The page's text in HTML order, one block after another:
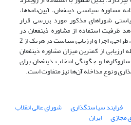
و تعیین ابعاد 5 گانه مشاوره سیاستی ذینفعان، آیین‌نامه‌ها،
شوراهای مذکور مورد بررسی قرار
ظرفیت استفاده از مشاوره ذینفعان در
هریک از مراحل دستورکار، طراحی، اجرا و ارزیابی سیاست در هریک از 2
از کمترین میزان مشاوره ذینفعان
و چگونگی انتخاب ذینفعان برای
و نوع مداخله آن‌ها نیز متفاوت است.
فرایند سیاستگذاری شورای عالی انقلاب
مجازی ایران